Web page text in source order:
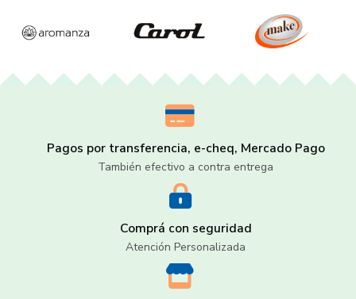
Pagos por transferencia, e-cheq, Mercado Pago
También efectivo a contra entrega
Comprá con seguridad
Atención Personalizada